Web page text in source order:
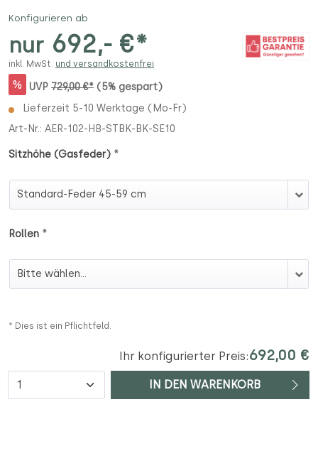
Konfigurieren ab
nur 692,- €*
inkl. MwSt. und versandkostenfrei
% UVP 729,00 €* (5% gespart)
Lieferzeit 5-10 Werktage (Mo-Fr)
Art-Nr.: AER-102-HB-STBK-BK-SE10
Sitzhöhe (Gasfeder) *
Sitzhöhe (Gasfeder)
Rollen *
Rollen
* Dies ist ein Pflichtfeld.
Ihr konfigurierter Preis:692,00 €
Anzahl IN DEN WARENKORB